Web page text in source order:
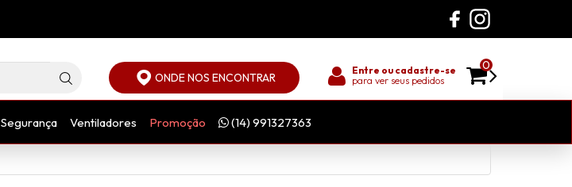
ONDE NOS ENCONTRAR
Entre ou cadastre-se
para ver seus pedidos
0
Segurança Ventiladores Promoção (14) 991327363